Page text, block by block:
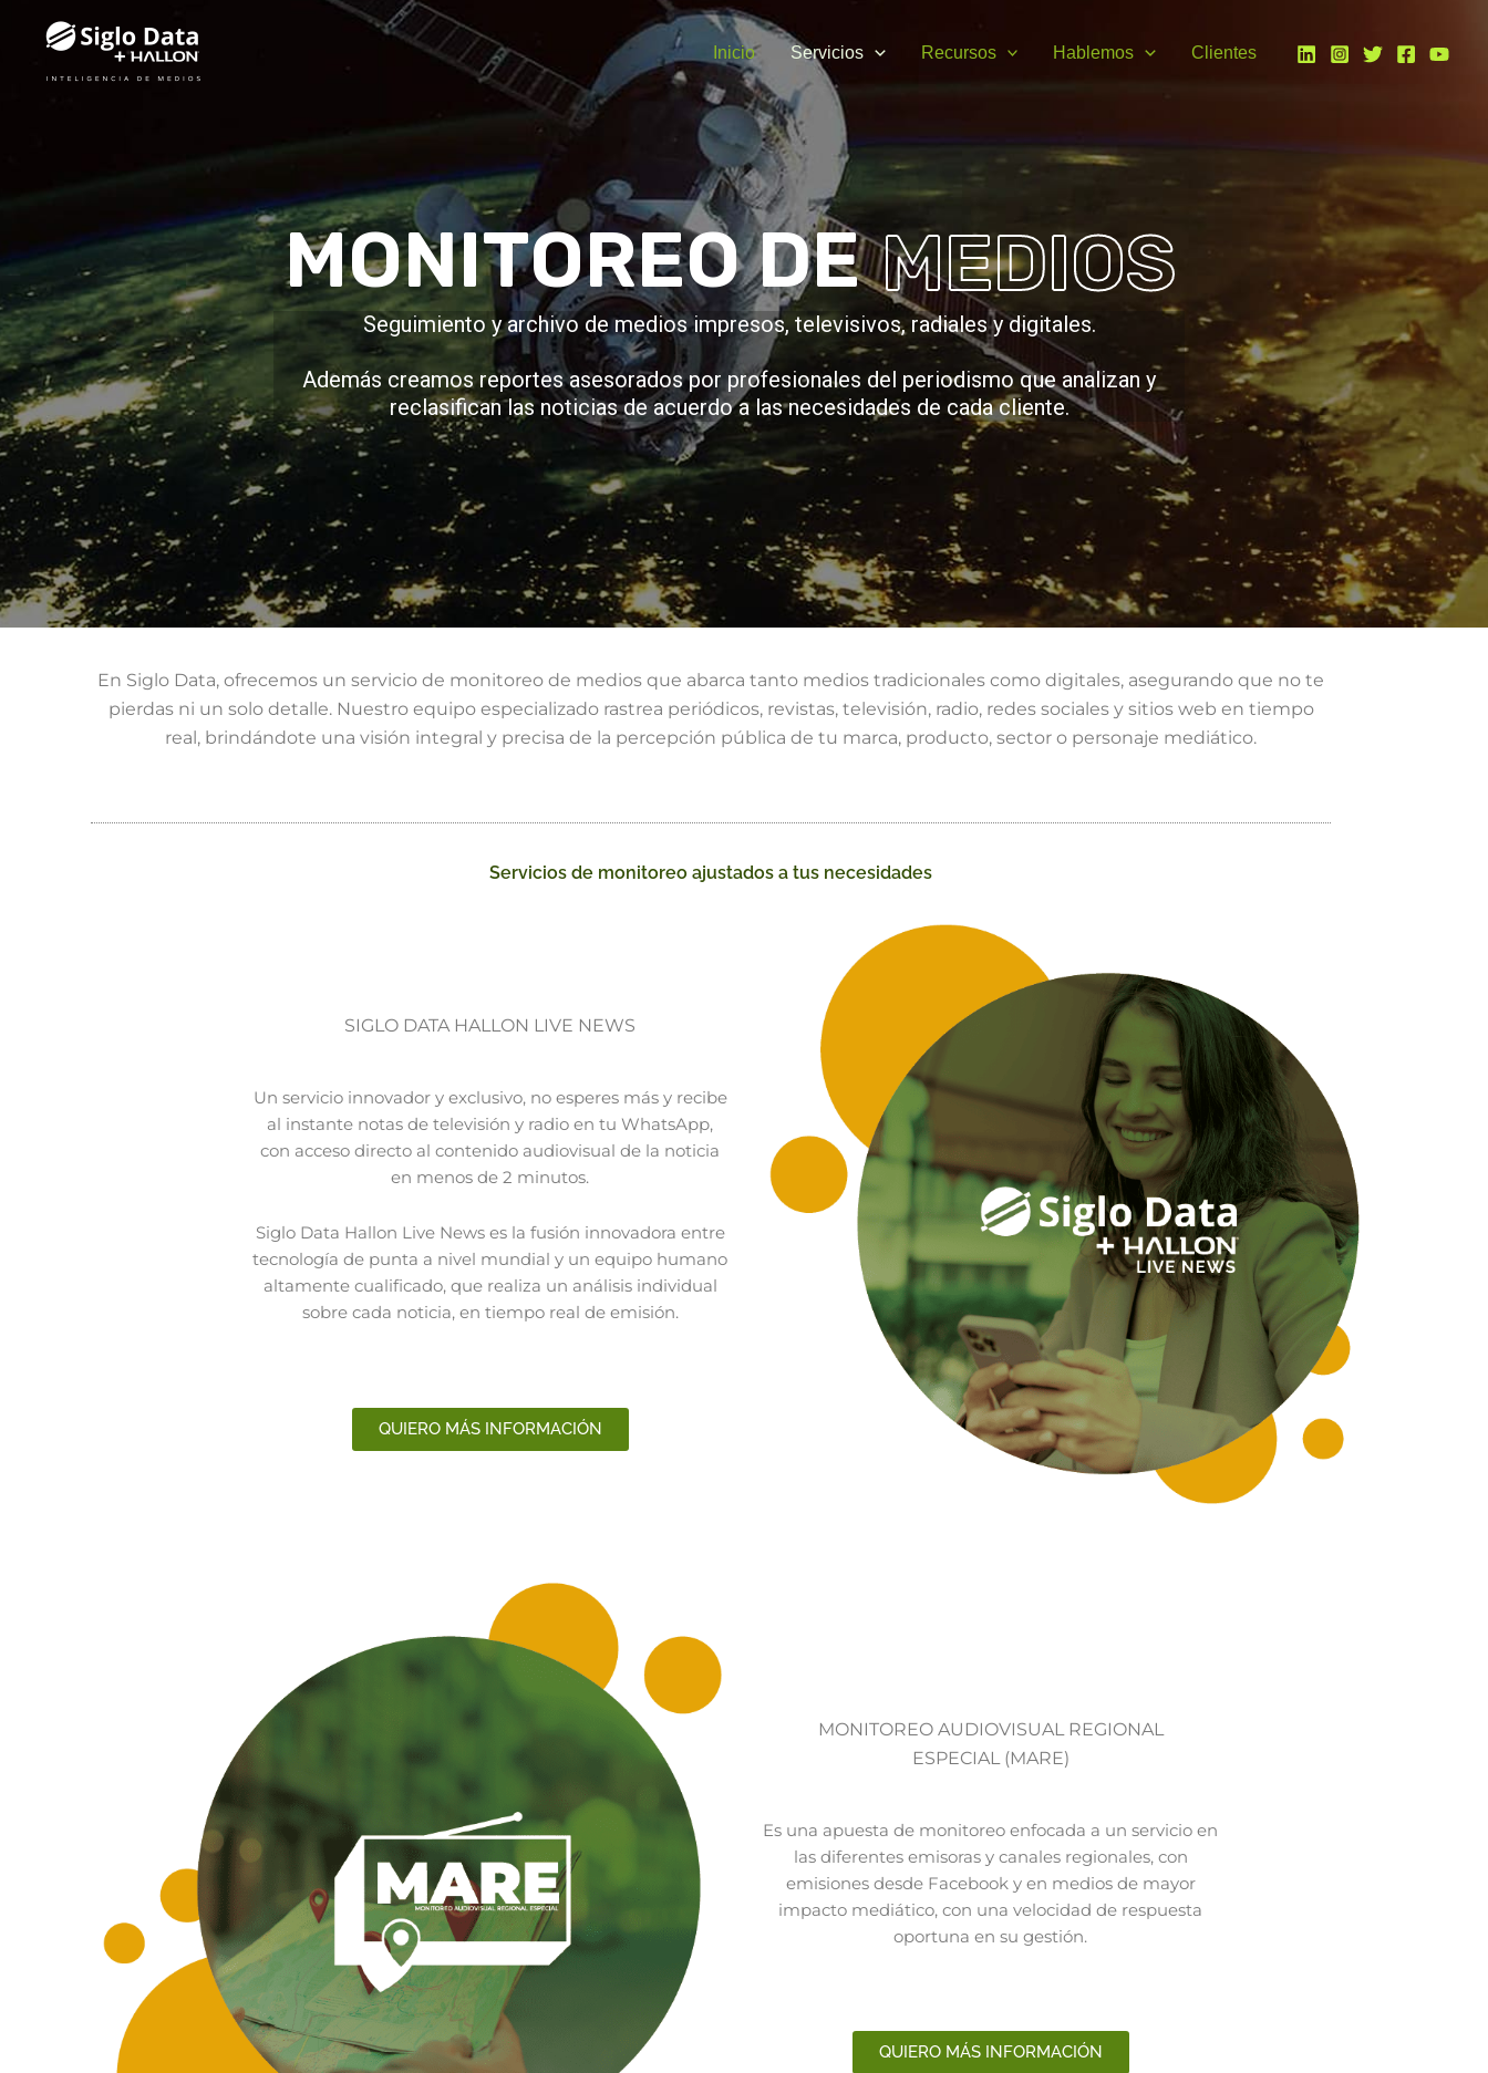
Inicio Servicios Recursos Hablemos Clientes
Seguimiento y archivo de medios impresos, televisivos, radiales y digitales.
Además creamos reportes asesorados por profesionales del periodismo que analizan y
reclasifican las noticias de acuerdo a las necesidades de cada cliente.
MONITOREO DE MEDIOS
En Siglo Data, ofrecemos un servicio de monitoreo de medios que abarca tanto medios tradicionales como digitales, asegurando que no te
pierdas ni un solo detalle. Nuestro equipo especializado rastrea periódicos, revistas, televisión, radio, redes sociales y sitios web en tiempo
real, brindándote una visión integral y precisa de la percepción pública de tu marca, producto, sector o personaje mediático.
Servicios de monitoreo ajustados a tus necesidades
SIGLO DATA HALLON LIVE NEWS
Un servicio innovador y exclusivo, no esperes más y recibe
al instante notas de televisión y radio en tu WhatsApp,
con acceso directo al contenido audiovisual de la noticia
en menos de 2 minutos.
Siglo Data Hallon Live News es la fusión innovadora entre
tecnología de punta a nivel mundial y un equipo humano
altamente cualificado, que realiza un análisis individual
sobre cada noticia, en tiempo real de emisión.
QUIERO MÁS INFORMACIÓN
MONITOREO AUDIOVISUAL REGIONAL
ESPECIAL (MARE)
Es una apuesta de monitoreo enfocada a un servicio en
las diferentes emisoras y canales regionales, con
emisiones desde Facebook y en medios de mayor
impacto mediático, con una velocidad de respuesta
oportuna en su gestión.
QUIERO MÁS INFORMACIÓN